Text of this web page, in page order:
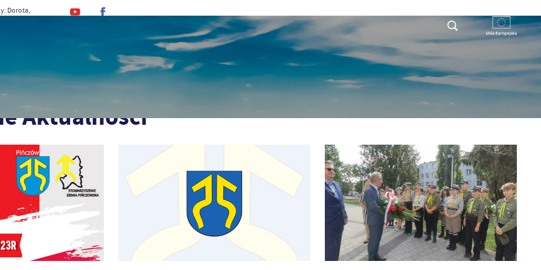
Dorota,
DLA MIESZKAŃCA DLA TURYSTY DLA PRZEDSIĘBIORCY KONTAKT
Aktualności